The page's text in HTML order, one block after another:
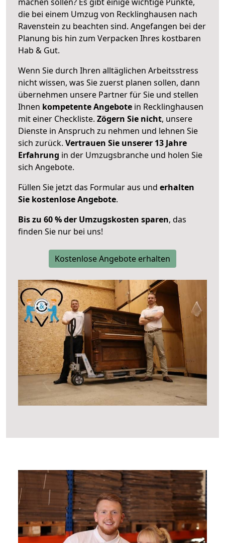
die bei einem Umzug von Recklinghausen nach
Ravenstein zu beachten sind. Angefangen bei der
Planung bis hin zum Verpacken Ihres kostbaren
Hab & Gut.
Wenn Sie durch Ihren alltäglichen Arbeitsstress
nicht wissen, was Sie zuerst planen sollen, dann
übernehmen unsere Partner für Sie und stellen
Ihnen kompetente Angebote in Recklinghausen
mit einer Checkliste. Zögern Sie nicht, unsere
Dienste in Anspruch zu nehmen und lehnen Sie
sich zurück. Vertrauen Sie unserer 13 Jahre
Erfahrung in der Umzugsbranche und holen Sie
sich Angebote.
Füllen Sie jetzt das Formular aus und erhalten
Sie kostenlose Angebote.
Bis zu 60 % der Umzugskosten sparen, das
finden Sie nur bei uns!
Kostenlose Angebote erhalten